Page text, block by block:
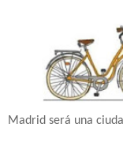
Madrid será una